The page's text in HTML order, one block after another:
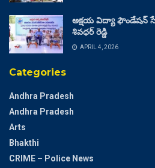
అక్షయ విద్యా ఫౌండేషన్
శివధర్ రెడ్డి
APRIL 4, 2026
Categories
Andhra Pradesh
Andhra Pradesh
Arts
Bhakthi
CRIME – Police News